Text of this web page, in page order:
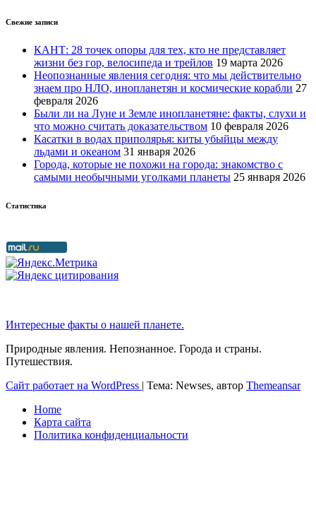
Свежие записи
КАНТ: 28 точек опоры для тех, кто не представляет
жизни без гор, велосипеда и трейлов 19 марта 2026
Неопознанные явления сегодня: что мы действительно
знаем про НЛО, инопланетян и космические корабли 27
февраля 2026
Были ли на Луне и Земле инопланетяне: факты, слухи и
что можно считать доказательством 10 февраля 2026
Касатки в водах приполярья: киты убыйцы между
льдами и океаном 31 января 2026
Города, которые не похожи на города: знакомство с
самыми необычными уголками планеты 25 января 2026
Статистика
Интересные факты о нашей планете.
Природные явления. Непознанное. Города и страны.
Путешествия.
Сайт работает на WordPress | Тема: Newses, автор Themeansar
Home
Карта сайта
Политика конфиденциальности